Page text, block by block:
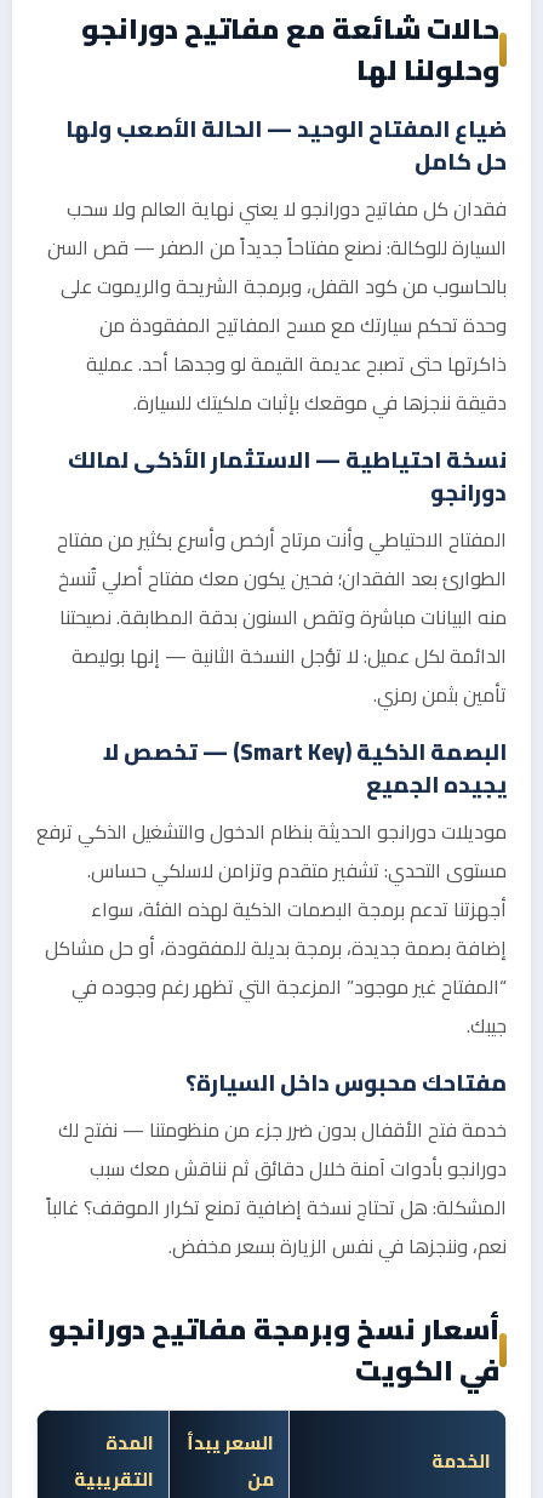
حالات شائعة مع مفاتيح دورانجو
وحلولنا لها
ضياع المفتاح الوحيد — الحالة الأصعب ولها
حل كامل
فقدان كل مفاتيح دورانجو لا يعني نهاية العالم ولا سحب
السيارة للوكالة: نصنع مفتاحاً جديداً من الصفر — قص السن
بالحاسوب من كود القفل، وبرمجة الشريحة والريموت على
وحدة تحكم سيارتك مع مسح المفاتيح المفقودة من
ذاكرتها حتى تصبح عديمة القيمة لو وجدها أحد. عملية
دقيقة ننجزها في موقعك بإثبات ملكيتك للسيارة.
نسخة احتياطية — الاستثمار الأذكى لمالك
دورانجو
المفتاح الاحتياطي وأنت مرتاح أرخص وأسرع بكثير من مفتاح
الطوارئ بعد الفقدان؛ فحين يكون معك مفتاح أصلي تُنسخ
منه البيانات مباشرة وتقص السنون بدقة المطابقة. نصيحتنا
الدائمة لكل عميل: لا تؤجل النسخة الثانية — إنها بوليصة
تأمين بثمن رمزي.
البصمة الذكية (Smart Key) — تخصص لا
يجيده الجميع
موديلات دورانجو الحديثة بنظام الدخول والتشغيل الذكي ترفع
مستوى التحدي: تشفير متقدم وتزامن لاسلكي حساس.
أجهزتنا تدعم برمجة البصمات الذكية لهذه الفئة، سواء
إضافة بصمة جديدة، برمجة بديلة للمفقودة، أو حل مشاكل
“المفتاح غير موجود” المزعجة التي تظهر رغم وجوده في
جيبك.
مفتاحك محبوس داخل السيارة؟
خدمة فتح الأقفال بدون ضرر جزء من منظومتنا — نفتح لك
دورانجو بأدوات آمنة خلال دقائق ثم نناقش معك سبب
المشكلة: هل تحتاج نسخة إضافية تمنع تكرار الموقف؟ غالباً
نعم، وننجزها في نفس الزيارة بسعر مخفض.
أسعار نسخ وبرمجة مفاتيح دورانجو
في الكويت
الخدمة
السعر يبدأ
من
المدة
التقريبية